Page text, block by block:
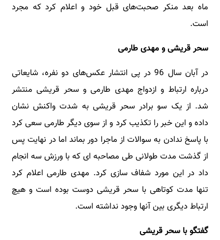
ماه بعد منکر صحبت‌های قبل خود و اعلام کرد که مجرد
است.
سحر قریشی و مهدی طارمی
در آبان سال 96 در پی انتشار عکس‌های دو نفره، شایعاتی
درباره ارتباط و ازدواج مهدی طارمی و سحر قریشی منتشر
شد. از یک سو برادر سحر قریشی به شدت واکنش نشان
داده و این خبر را تکذیب کرد و از سوی دیگر طارمی سعی کرد
با پاسخ ندادن به سوالات از ماجرا دور بماند اما در نهایت پس
از گذشت مدت طولانی طی مصاحبه ای که با ورزش سه انجام
داد در این مورد شفاف سازی کرد. مهدی طارمی اعلام کرد
تنها مدت کوتاهی با سحر قریشی دوست بوده است و هیچ
ارتباط دیگری بین آنها وجود نداشته است.
گفتگو با سحر قریشی